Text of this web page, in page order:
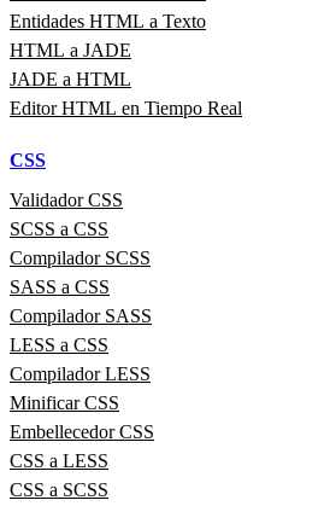
Entidades HTML a Texto
HTML a JADE
JADE a HTML
Editor HTML en Tiempo Real
CSS
Validador CSS
SCSS a CSS
Compilador SCSS
SASS a CSS
Compilador SASS
LESS a CSS
Compilador LESS
Minificar CSS
Embellecedor CSS
CSS a LESS
CSS a SCSS